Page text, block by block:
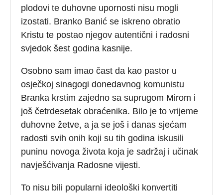
plodovi te duhovne upornosti nisu mogli
izostati. Branko Banić se iskreno obratio
Kristu te postao njegov autentični i radosni
svjedok šest godina kasnije.
Osobno sam imao čast da kao pastor u
osječkoj sinagogi donedavnog komunistu
Branka krstim zajedno sa suprugom Mirom i
još četrdesetak obraćenika. Bilo je to vrijeme
duhovne žetve, a ja se još i danas sjećam
radosti svih onih koji su tih godina iskusili
puninu novoga života koja je sadržaj i učinak
navješćivanja Radosne vijesti.
To nisu bili popularni ideološki konvertiti